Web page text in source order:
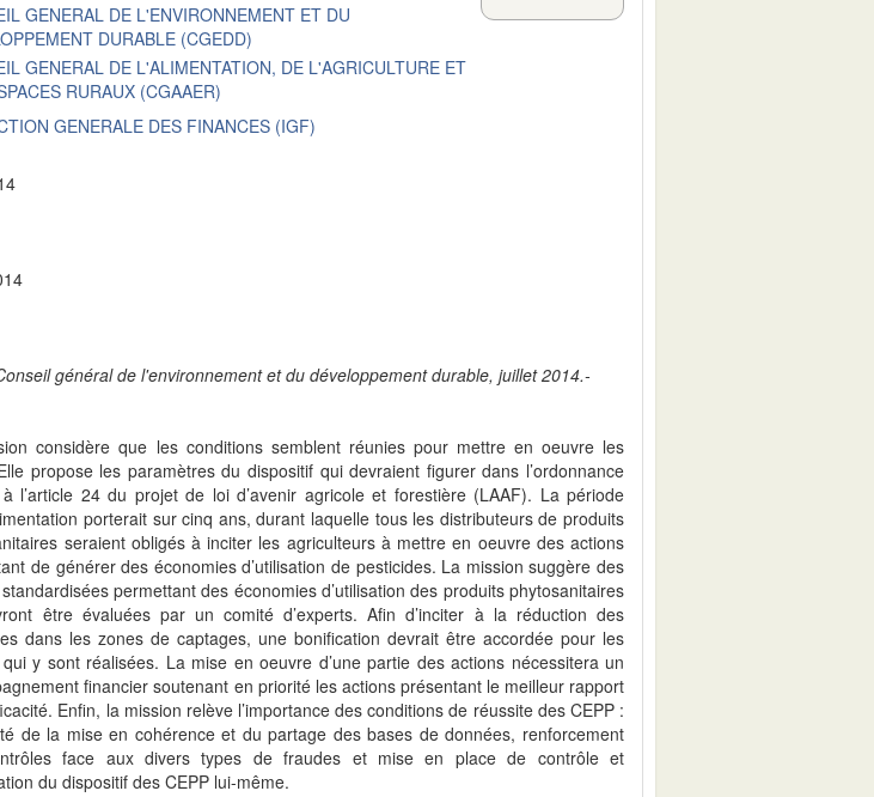
GENERAL DE L'ENVIRONNEMENT ET DU
DURABLE (CGEDD)
GENERAL DE L'ALIMENTATION, DE L'AGRICULTURE ET
RURAUX (CGAAER)
GENERALE DES FINANCES (IGF)
général de l'environnement et du développement durable, juillet 2014.-
considère que les conditions semblent réunies pour mettre en oeuvre les
propose les paramètres du dispositif qui devraient figurer dans l’ordonnance
l’article 24 du projet de loi d’avenir agricole et forestière (LAAF). La période
porterait sur cinq ans, durant laquelle tous les distributeurs de produits
seraient obligés à inciter les agriculteurs à mettre en oeuvre des actions
de générer des économies d’utilisation de pesticides. La mission suggère des
permettant des économies d’utilisation des produits phytosanitaires
être évaluées par un comité d’experts. Afin d’inciter à la réduction des
dans les zones de captages, une bonification devrait être accordée pour les
y sont réalisées. La mise en oeuvre d’une partie des actions nécessitera un
financier soutenant en priorité les actions présentant le meilleur rapport
Enfin, la mission relève l’importance des conditions de réussite des CEPP :
de la mise en cohérence et du partage des bases de données, renforcement
face aux divers types de fraudes et mise en place de contrôle et
du dispositif des CEPP lui-même.